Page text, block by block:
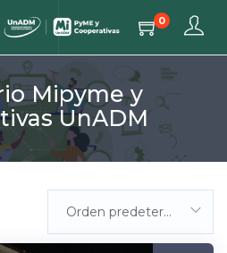
0
Mipyme y
UnADM
Orden predeterminada